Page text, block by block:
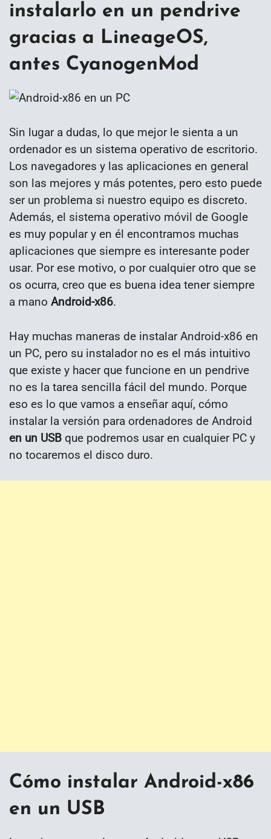
instalarlo en un pendrive
gracias a LineageOS,
antes CyanogenMod
Sin lugar a dudas, lo que mejor le sienta a un
ordenador es un sistema operativo de escritorio.
Los navegadores y las aplicaciones en general
son las mejores y más potentes, pero esto puede
ser un problema si nuestro equipo es discreto.
Además, el sistema operativo móvil de Google
es muy popular y en él encontramos muchas
aplicaciones que siempre es interesante poder
usar. Por ese motivo, o por cualquier otro que se
os ocurra, creo que es buena idea tener siempre
a mano Android-x86.
Hay muchas maneras de instalar Android-x86 en
un PC, pero su instalador no es el más intuitivo
que existe y hacer que funcione en un pendrive
no es la tarea sencilla fácil del mundo. Porque
eso es lo que vamos a enseñar aquí, cómo
instalar la versión para ordenadores de Android
en un USB que podremos usar en cualquier PC y
no tocaremos el disco duro.
Cómo instalar Android-x86
en un USB